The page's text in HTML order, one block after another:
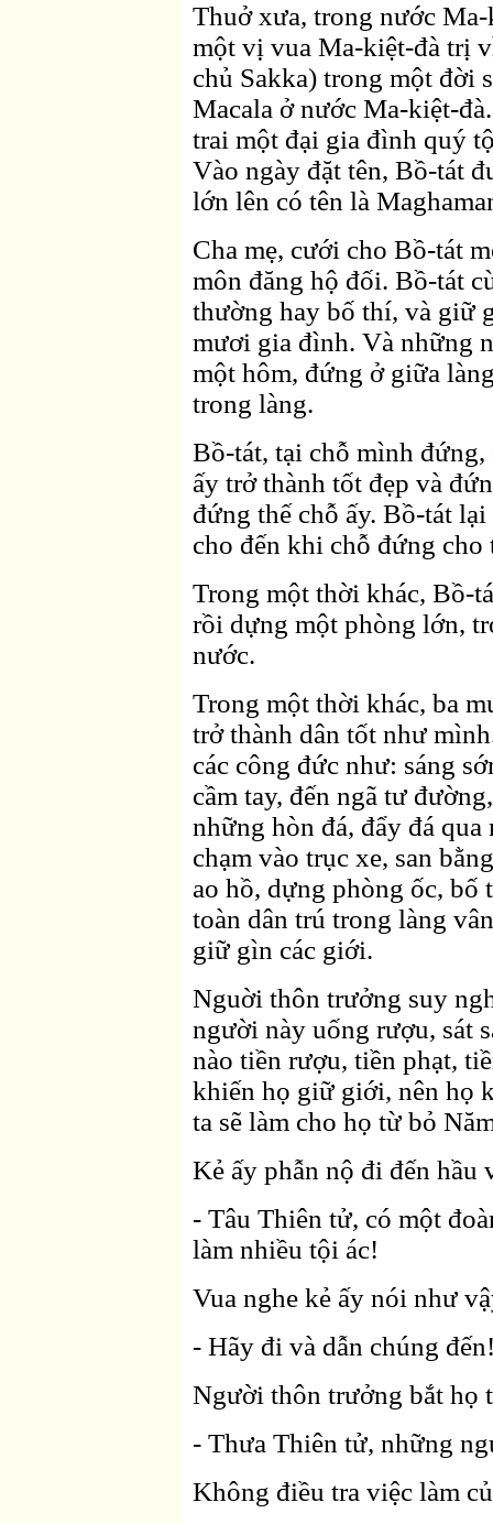
Thuở xưa, trong nước
một vị vua Ma-kiệt-đà trị
chủ Sakka) trong một đời
Macala ở nước Ma-kiệt-
trai một đại gia đình quý
Vào ngày đặt tên, Bồ-tát
lớn lên có tên là
Cha mẹ, cưới cho Bồ-tát
môn đăng hộ đối. Bồ-tát
thường hay bố thí, và giữ
mươi gia đình. Và những
một hôm, đứng ở giữa
trong làng.
Bồ-tát, tại chỗ mình đứng,
ấy trở thành tốt đẹp và
đứng thế chỗ ấy. Bồ-tát
cho đến khi chỗ đứng
Trong một thời khác, Bồ-
rồi dựng một phòng lớn,
nước.
Trong một thời khác, ba
trở thành dân tốt như
các công đức như: sáng
cầm tay, đến ngã tư
những hòn đá, đẩy đá
chạm vào trục xe, san
ao hồ, dựng phòng ốc,
toàn dân trú trong làng
giữ gìn các giới.
Nguời thôn trưởng suy
người này uống rượu, sát
nào tiền rượu, tiền phạt,
khiến họ giữ giới, nên họ
ta sẽ làm cho họ từ bỏ
Kẻ ấy phẫn nộ đi đến hầu
- Tâu Thiên tử, có một
làm nhiều tội ác!
Vua nghe kẻ ấy nói như
- Hãy đi và dẫn chúng
Người thôn trưởng bắt họ
- Thưa Thiên tử, những
Không điều tra việc làm